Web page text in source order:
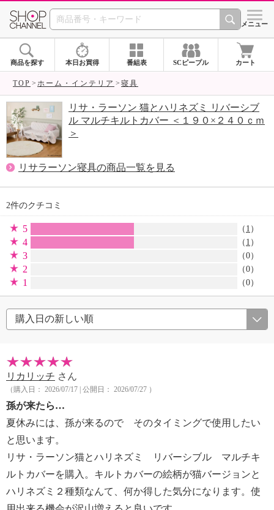
SHOP CHANNEL シメニュー
商品を探す 本日お買得 番組表 SCピープル カート
TOP ホーム・インテリア 寝具
リサ・ラーソン 猫とハリネズミ リバーシブ
ル マルチキルトカバー ＜１９０×２４０ｃｍ
＞
リサラーソン寝具の商品一覧を見る
2件のクチコミ
5 （ 1 ）
4 （ 1 ）
3 （0）
2 （0）
1 （0）
リカリッチ さん
（購入日： 2026/07/17 | 公開日： 2026/07/27 ）
孫が来たら…
夏休みには、孫が来るので そのタイミングで使用したい
と思います。
リサ・ラーソン猫とハリネズミ リバーシブル マルチキ
ルトカバーを購入。キルトカバーの絵柄が猫バージョンと
ハリネズミ２種類なんて、何か得した気分になります。使